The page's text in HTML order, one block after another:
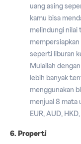
uang asing
kamu bisa
melindungi nilai
seperti liburan
Mulailah
lebih banyak
menggunakan
menjual 8 mata
EUR, AUD,
6. Properti